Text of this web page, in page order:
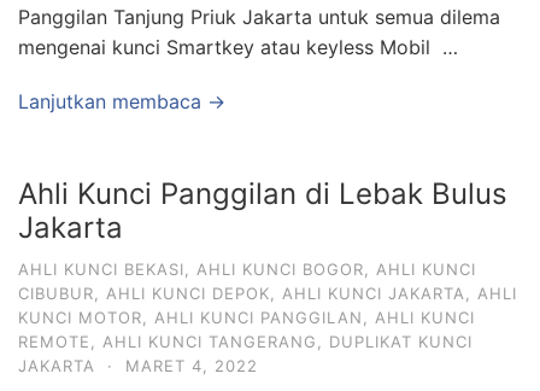
Panggilan Tanjung Priuk Jakarta untuk semua dilema
mengenai kunci Smartkey atau keyless Mobil …
Lanjutkan membaca →
Ahli Kunci Panggilan di Lebak Bulus
Jakarta
AHLI KUNCI BEKASI AHLI KUNCI BOGOR
AHLI KUNCI
CIBUBUR
AHLI KUNCI DEPOK AHLI KUNCI JAKARTA
AHLI
KUNCI MOTOR
AHLI KUNCI PANGGILAN
AHLI KUNCI
REMOTE
AHLI KUNCI TANGERANG
DUPLIKAT KUNCI
JAKARTA
· MARET 4, 2022